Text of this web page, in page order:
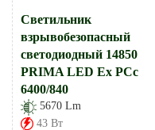
Светильник
взрывобезопасный
светодиодный 14850
PRIMA LED Ex PCc
6400/840
5670 Lm
43 Вт